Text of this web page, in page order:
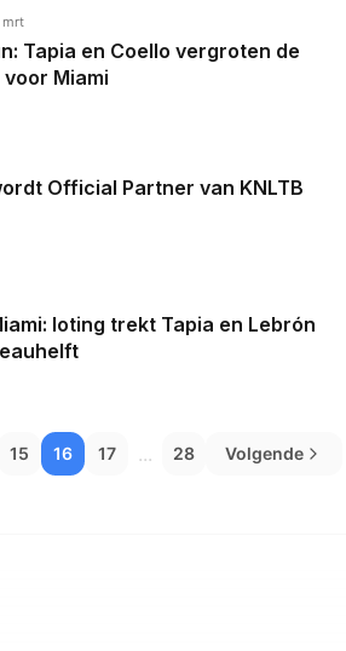
mrt
Tapia en Coello vergroten de
Miami
Official Partner van KNLTB
loting trekt Tapia en Lebrón
15 16 17 ... 28 Volgende